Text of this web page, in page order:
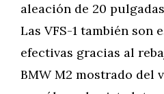
aleación de 20
Las VFS-1 también son
efectivas gracias al
BMW M2 mostrado del